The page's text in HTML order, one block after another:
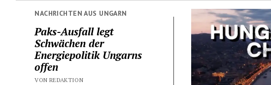
NACHRICHTEN AUS UNGARN
Paks-Ausfall legt
Schwächen der
Energiepolitik Ungarns
offen
VON REDAKTION